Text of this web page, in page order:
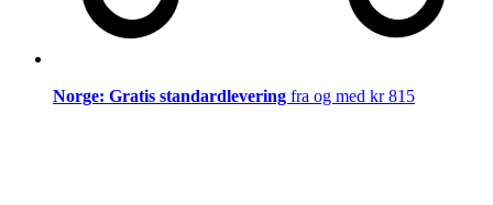
Norge: Gratis standardlevering fra og med kr 815